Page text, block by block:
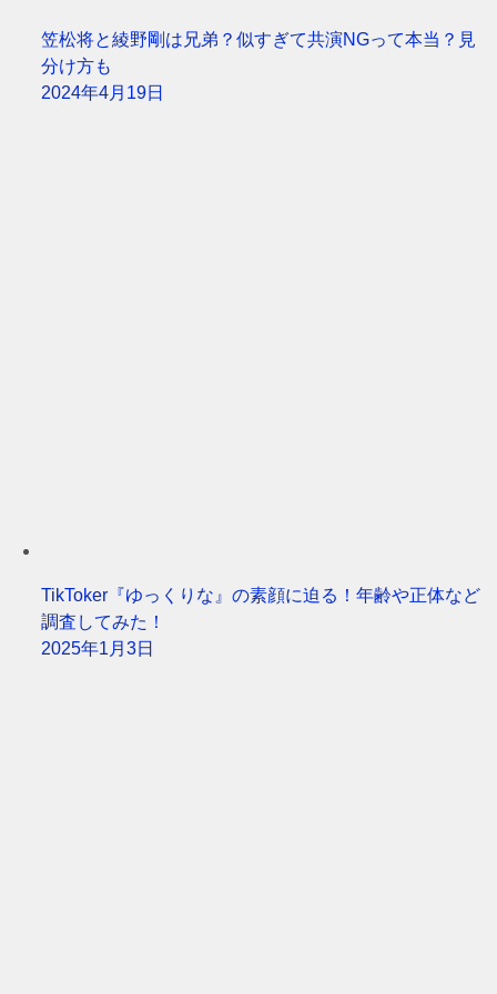
笠松将と綾野剛は兄弟？似すぎて共演NGって本当？見
分け方も
2024年4月19日
TikToker『ゆっくりな』の素顔に迫る！年齢や正体など
調査してみた！
2025年1月3日